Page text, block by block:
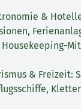
&
Housekeeping-
& Freizeit: